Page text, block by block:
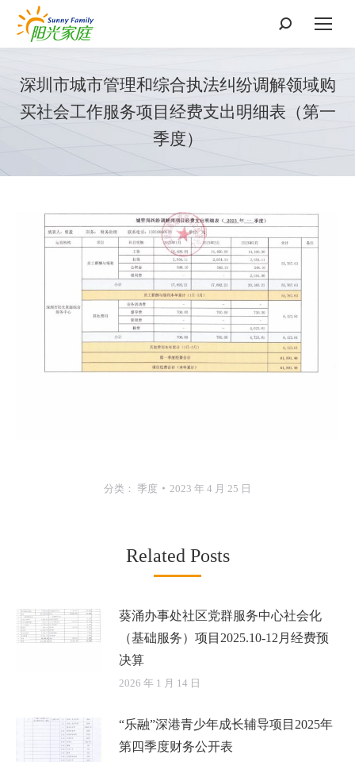
搜
索：
深圳市城市管理和综合执法纠纷调解领域购
买社会工作服务项目经费支出明细表（第一
季度）
分类： 季度 2023 年 4 月 25 日
Related Posts
葵涌办事处社区党群服务中心社会化
（基础服务）项目2025.10-12月经费预
决算
2026 年 1 月 14 日
“乐融”深港青少年成长辅导项目2025年
第四季度财务公开表